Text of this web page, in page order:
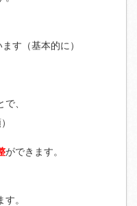
ます（基本的に）
で、
ができます。
。